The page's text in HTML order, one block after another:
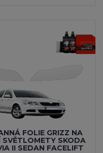
FOLIE GRIZZ NA
SVĚTLOMETY SKODA
II SEDAN FACELIFT